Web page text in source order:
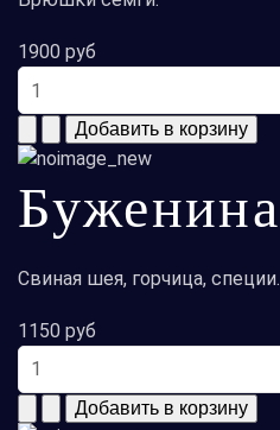
1900 руб
Буженина
Свиная шея, горчица, специи.
1150 руб